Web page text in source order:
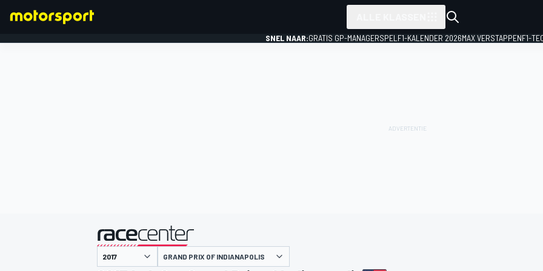
SNEL NAAR:GRATIS GP-MANAGERSPEL F1-KALENDER 2026MAX VERSTAPPENF1-
gepresenteerd door
GRAND PRIX OF INDIANAPOLIS